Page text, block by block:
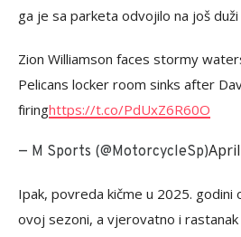
ga je sa parketa odvojilo na još
Zion Williamson faces stormy
Pelicans locker room sinks after
firinghttps://t.co/PdUxZ6R60O
— M Sports (@MotorcycleSp)
Ipak, povreda kičme u 2025. godini
ovoj sezoni, a vjerovatno i